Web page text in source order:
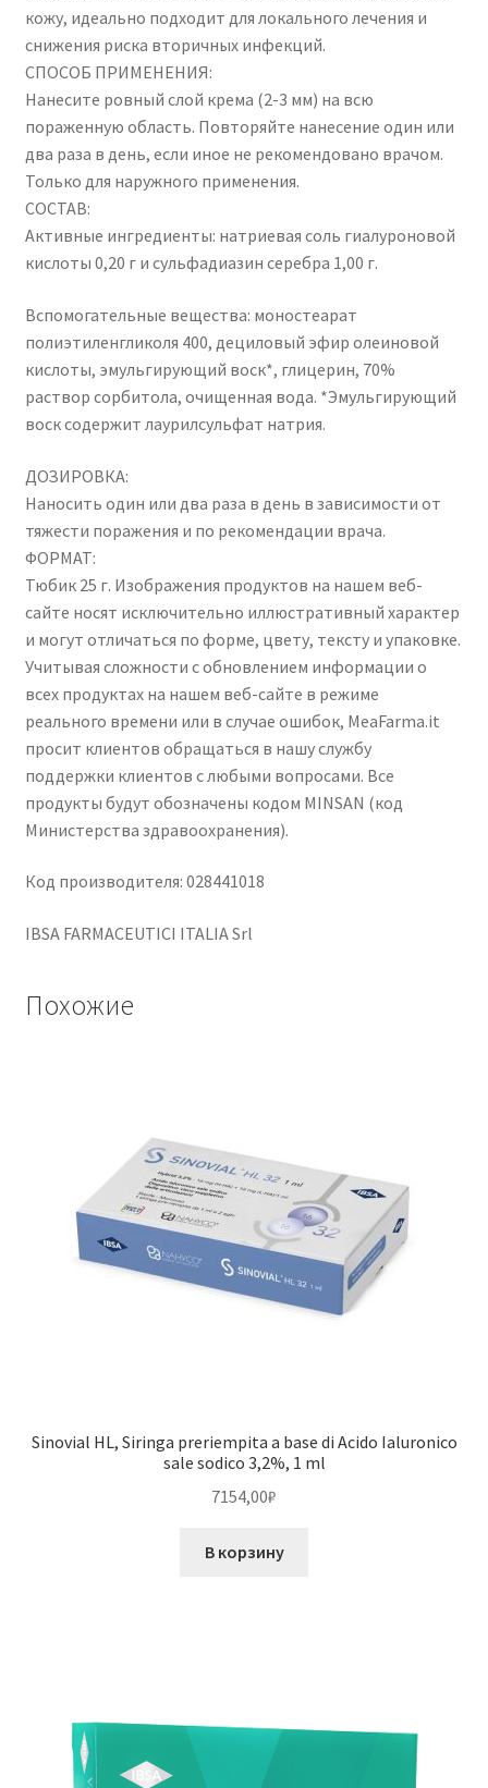
кожу, идеально подходит для локального лечения и
снижения риска вторичных инфекций.
СПОСОБ ПРИМЕНЕНИЯ:
Нанесите ровный слой крема (2-3 мм) на всю
пораженную область. Повторяйте нанесение один или
два раза в день, если иное не рекомендовано врачом.
Только для наружного применения.
СОСТАВ:
Активные ингредиенты: натриевая соль гиалуроновой
кислоты 0,20 г и сульфадиазин серебра 1,00 г.
Вспомогательные вещества: моностеарат
полиэтиленгликоля 400, дециловый эфир олеиновой
кислоты, эмульгирующий воск*, глицерин, 70%
раствор сорбитола, очищенная вода. *Эмульгирующий
воск содержит лаурилсульфат натрия.
ДОЗИРОВКА:
Наносить один или два раза в день в зависимости от
тяжести поражения и по рекомендации врача.
ФОРМАТ:
Тюбик 25 г. Изображения продуктов на нашем веб-
сайте носят исключительно иллюстративный характер
и могут отличаться по форме, цвету, тексту и упаковке.
Учитывая сложности с обновлением информации о
всех продуктах на нашем веб-сайте в режиме
реального времени или в случае ошибок, MeaFarma.it
просит клиентов обращаться в нашу службу
поддержки клиентов с любыми вопросами. Все
продукты будут обозначены кодом MINSAN (код
Министерства здравоохранения).
Код производителя: 028441018
IBSA FARMACEUTICI ITALIA Srl
Похожие
Sinovial HL, Siringa preriempita a base di Acido Ialuronico
sale sodico 3,2%, 1 ml
7154,00₽
В корзину